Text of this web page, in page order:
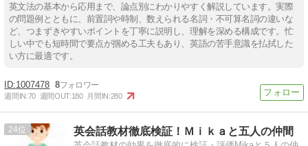
英文法の基本から応用まで、論点別にわかりやすく解説しています。実際
の問題例とともに、前置詞や時制、数えられる名詞・不可算名詞の違いな
ど、つまずきやすいポイントを丁寧に説明し、理解を深める構成です。忙
しい中でも短時間で要点が掴める工夫もあり、英語の苦手意識を払拭した
い方に最適です。
1007478 8
週間IN:70 週間OUT:180 月間IN:280
24 英会話教材徹底検証！Ｍｉｋａと五人の仲間